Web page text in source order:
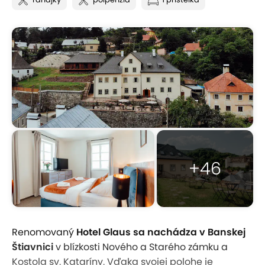
+46
Renomovaný Hotel Glaus sa nachádza v Banskej
Štiavniciv blízkosti Nového a Starého zámku a
Kostola sv. Kataríny. Vďaka svojej polohe je